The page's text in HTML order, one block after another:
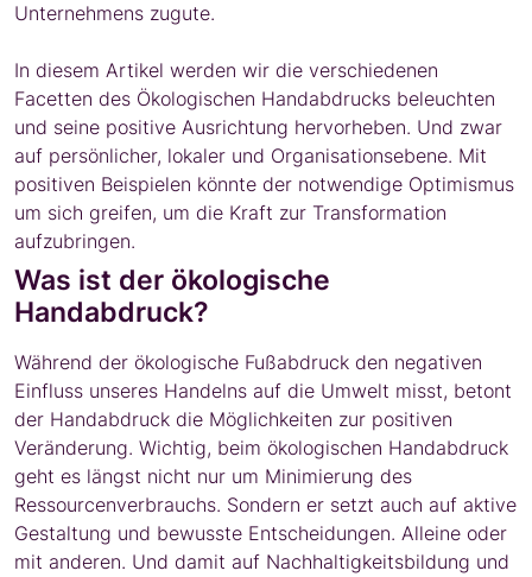
Unternehmens zugute.
In diesem Artikel werden wir die verschiedenen
Facetten des Ökologischen Handabdrucks beleuchten
und seine positive Ausrichtung hervorheben. Und zwar
auf persönlicher, lokaler und Organisationsebene. Mit
positiven Beispielen könnte der notwendige Optimismus
um sich greifen, um die Kraft zur Transformation
aufzubringen.
Was ist der ökologische
Handabdruck?
Während der ökologische Fußabdruck den negativen
Einfluss unseres Handelns auf die Umwelt misst, betont
der Handabdruck die Möglichkeiten zur positiven
Veränderung. Wichtig, beim ökologischen Handabdruck
geht es längst nicht nur um Minimierung des
Ressourcenverbrauchs. Sondern er setzt auch auf aktive
Gestaltung und bewusste Entscheidungen. Alleine oder
mit anderen. Und damit auf Nachhaltigkeitsbildung und